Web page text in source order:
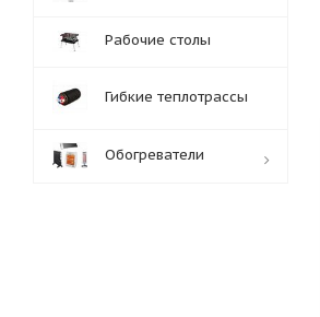
Рабочие столы
Гибкие теплотрассы
Обогреватели